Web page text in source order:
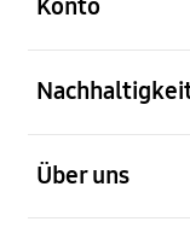
Konto
Über uns